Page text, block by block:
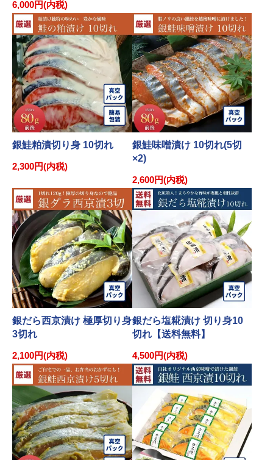
6,000円(内税)
銀鮭粕漬切り身 10切れ
2,300円(内税)
銀鮭味噌漬け 10切れ(5切
×2)
2,600円(内税)
銀だら西京漬け 極厚切り身
3切れ
2,100円(内税)
銀だら塩糀漬け 切り身10
切れ【送料無料】
4,500円(内税)